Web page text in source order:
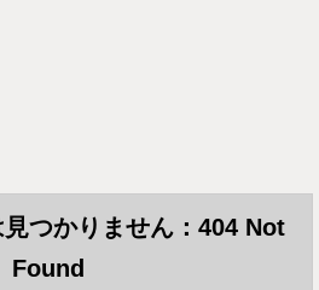
つかりません：404 Not
Found